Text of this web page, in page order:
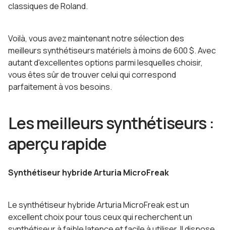
classiques de Roland.
Voilà, vous avez maintenant notre sélection des
meilleurs synthétiseurs matériels à moins de 600 $. Avec
autant d'excellentes options parmi lesquelles choisir,
vous êtes sûr de trouver celui qui correspond
parfaitement à vos besoins.
Les meilleurs synthétiseurs :
aperçu rapide
Synthétiseur hybride Arturia MicroFreak
Le synthétiseur hybride Arturia MicroFreak est un
excellent choix pour tous ceux qui recherchent un